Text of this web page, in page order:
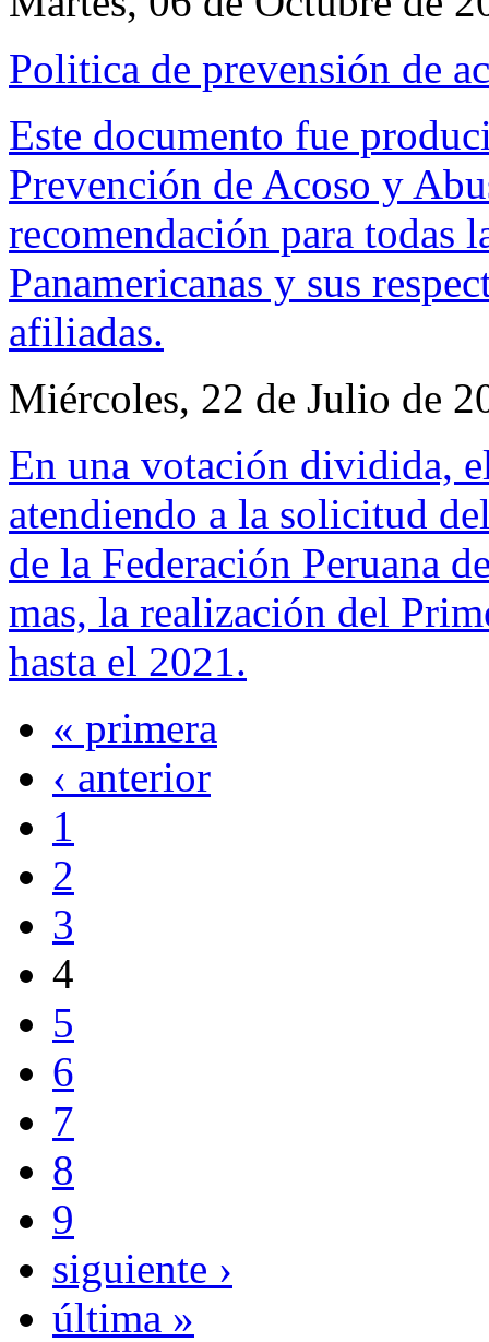
Politica de prevensión de
Este documento fue
Prevención de Acoso y
recomendación para todas
Panamericanas y sus
afiliadas.
Miércoles, 22 de Julio de
En una votación dividida,
atendiendo a la solicitud
de la Federación Peruana
mas, la realización del
hasta el 2021.
Páginas
« primera
‹ anterior
1
2
3
4
5
6
7
8
9
siguiente ›
última »